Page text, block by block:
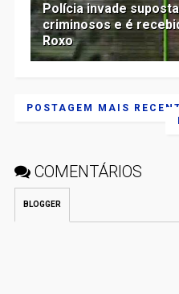
Polícia invade
criminosos e é
Roxo
POSTAGEM MAIS
COMENTÁRIOS
BLOGGER